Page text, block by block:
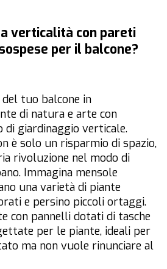
verticalità con pareti
per il balcone?
tuo balcone in
di natura e arte con
di giardinaggio verticale.
è solo un risparmio di spazio,
rivoluzione nel modo di
Immagina mensole
una varietà di piante
e persino piccoli ortaggi.
con pannelli dotati di tasche
per le piante, ideali per
ma non vuole rinunciare al